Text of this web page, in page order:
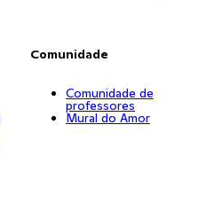
Comunidade
Comunidade de
professores
Mural do Amor